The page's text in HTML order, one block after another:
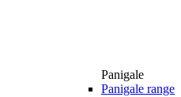
Panigale
Panigale range